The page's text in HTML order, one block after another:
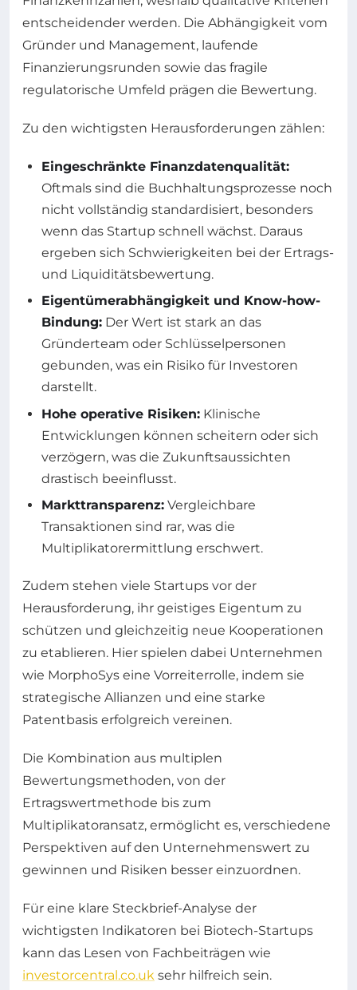
entscheidender werden. Die Abhängigkeit vom
Gründer und Management, laufende
Finanzierungsrunden sowie das fragile
regulatorische Umfeld prägen die Bewertung.
Zu den wichtigsten Herausforderungen zählen:
Eingeschränkte Finanzdatenqualität:
Oftmals sind die Buchhaltungsprozesse noch
nicht vollständig standardisiert, besonders
wenn das Startup schnell wächst. Daraus
ergeben sich Schwierigkeiten bei der Ertrags-
und Liquiditätsbewertung.
Eigentümerabhängigkeit und Know-how-
Bindung: Der Wert ist stark an das
Gründerteam oder Schlüsselpersonen
gebunden, was ein Risiko für Investoren
darstellt.
Hohe operative Risiken: Klinische
Entwicklungen können scheitern oder sich
verzögern, was die Zukunftsaussichten
drastisch beeinflusst.
Markttransparenz: Vergleichbare
Transaktionen sind rar, was die
Multiplikatorermittlung erschwert.
Zudem stehen viele Startups vor der
Herausforderung, ihr geistiges Eigentum zu
schützen und gleichzeitig neue Kooperationen
zu etablieren. Hier spielen dabei Unternehmen
wie MorphoSys eine Vorreiterrolle, indem sie
strategische Allianzen und eine starke
Patentbasis erfolgreich vereinen.
Die Kombination aus multiplen
Bewertungsmethoden, von der
Ertragswertmethode bis zum
Multiplikatoransatz, ermöglicht es, verschiedene
Perspektiven auf den Unternehmenswert zu
gewinnen und Risiken besser einzuordnen.
Für eine klare Steckbrief-Analyse der
wichtigsten Indikatoren bei Biotech-Startups
kann das Lesen von Fachbeiträgen wie
investorcentral.co.uk sehr hilfreich sein.